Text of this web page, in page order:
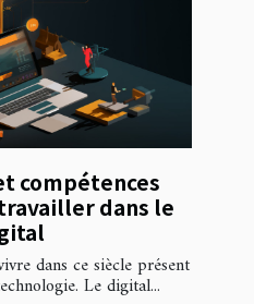
compétences
dans le
dans ce siècle présent
Le digital...